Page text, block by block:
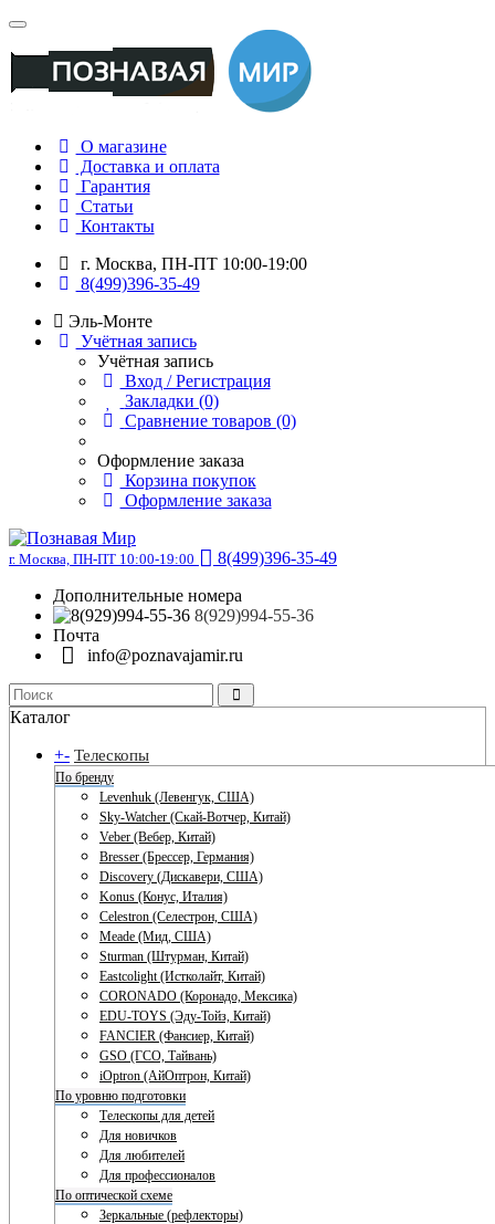
О магазине
Доставка и оплата
Гарантия
Статьи
Контакты
г. Москва, ПН-ПТ 10:00-19:00
8(499)396-35-49
Эль-Монте
Учётная запись
Учётная запись
Вход / Регистрация
Закладки (0)
Сравнение товаров (0)
Оформление заказа
Корзина покупок
Оформление заказа
г. Москва, ПН-ПТ 10:00-19:00
8(499)396-35-49
Дополнительные номера
8(929)994-55-36
Почта
info@poznavajamir.ru
Каталог
+- Телескопы
По бренду
Levenhuk (Левенгук, США)
Sky-Watcher (Скай-Вотчер, Китай)
Veber (Вебер, Китай)
Bresser (Брессер, Германия)
Discovery (Дискавери, США)
Konus (Конус, Италия)
Celestron (Селестрон, США)
Meade (Мид, США)
Sturman (Штурман, Китай)
Eastcolight (Истколайт, Китай)
CORONADO (Коронадо, Мексика)
EDU-TOYS (Эду-Тойз, Китай)
FANCIER (Фансиер, Китай)
GSO (ГСО, Тайвань)
iOptron (АйОптрон, Китай)
По уровню подготовки
Телескопы для детей
Для новичков
Для любителей
Для профессионалов
По оптической схеме
Зеркальные (рефлекторы)